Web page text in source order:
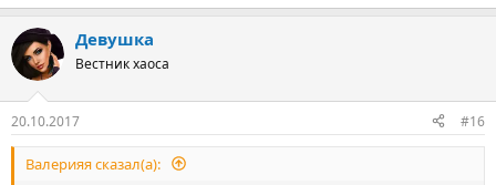
Девушка
Вестник хаоса
20.10.2017 #16
Валерияя сказал(а):